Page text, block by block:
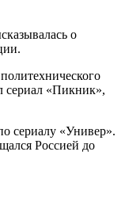
о
сериал «Пикник»,
сериалу «Универ».
Россией до